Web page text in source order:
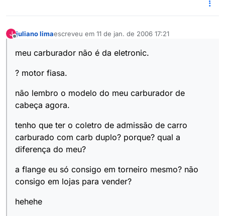
J juliano limaescreveu em 11 de jan. de 2006 17:21
última edição por
meu carburador não é da eletronic.
? motor fiasa.
não lembro o modelo do meu carburador de
cabeça agora.
tenho que ter o coletro de admissão de carro
carburado com carb duplo? porque? qual a
diferença do meu?
a flange eu só consigo em torneiro mesmo? não
consigo em lojas para vender?
hehehe